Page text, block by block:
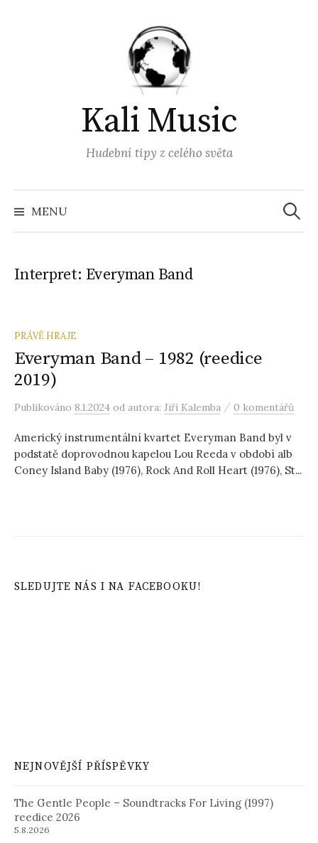
Kali Music
Hudební tipy z celého světa
MENU
Interpret: Everyman Band
PRÁVĚ HRAJE
Everyman Band – 1982 (reedice
2019)
Publikováno 8.1.2024 od autora: Jiří Kalemba / 0 komentářů
Americký instrumentální kvartet Everyman Band byl v
podstatě doprovodnou kapelou Lou Reeda v období alb
Coney Island Baby (1976), Rock And Roll Heart (1976), St...
SLEDUJTE NÁS I NA FACEBOOKU!
NEJNOVĚJŠÍ PŘÍSPĚVKY
The Gentle People – Soundtracks For Living (1997)
reedice 2026
5.8.2026